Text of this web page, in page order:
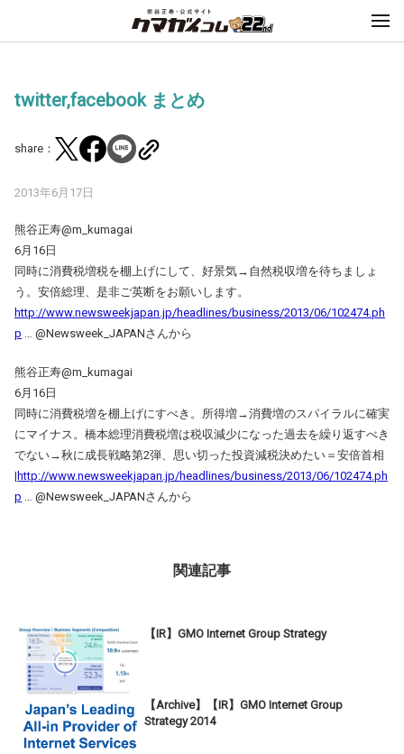
twitter,facebook まとめ
share：
2013年6月17日
熊谷正寿@m_kumagai
6月16日
同時に消費税増税を棚上げにして、好景気→自然税収増を待ちましょ
う。安倍総理、是非ご英断をお願いします。
http://www.newsweekjapan.jp/headlines/business/2013/06/102474.ph
p … @Newsweek_JAPANさんから
熊谷正寿‏@m_kumagai
6月16日
同時に消費税増を棚上げにすべき。所得増→消費増のスパイラルに確実
にマイナス。橋本総理消費税増は税収減少になった過去を繰り返すべき
でない→秋に成長戦略第2弾、思い切った投資減税決めたい＝安倍首相
| http://www.newsweekjapan.jp/headlines/business/2013/06/102474.ph
p … @Newsweek_JAPANさんから
関連記事
【IR】GMO Internet Group Strategy
【Archive】【IR】GMO Internet Group
Strategy 2014